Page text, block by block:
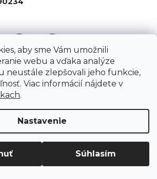
aby sme Vám umožnili
webu a vďaka analýze
neustále zlepšovali jeho funkcie,
Viac informácií nájdete v
.
Nastavenie
Súhlasím
k
y
v
ý
i
s
u
Vás